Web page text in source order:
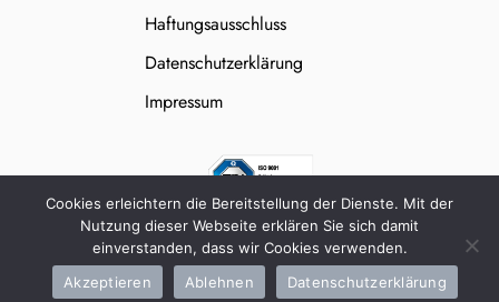
Haftungsausschluss
Datenschutzerklärung
Impressum
WallnerWeiß Unternehmensgruppe © 2026 All Rights Reserved.
Cookies erleichtern die Bereitstellung der Dienste. Mit der
Nutzung dieser Webseite erklären Sie sich damit
einverstanden, dass wir Cookies verwenden.
Akzeptieren
Ablehnen Datenschutzerklärung